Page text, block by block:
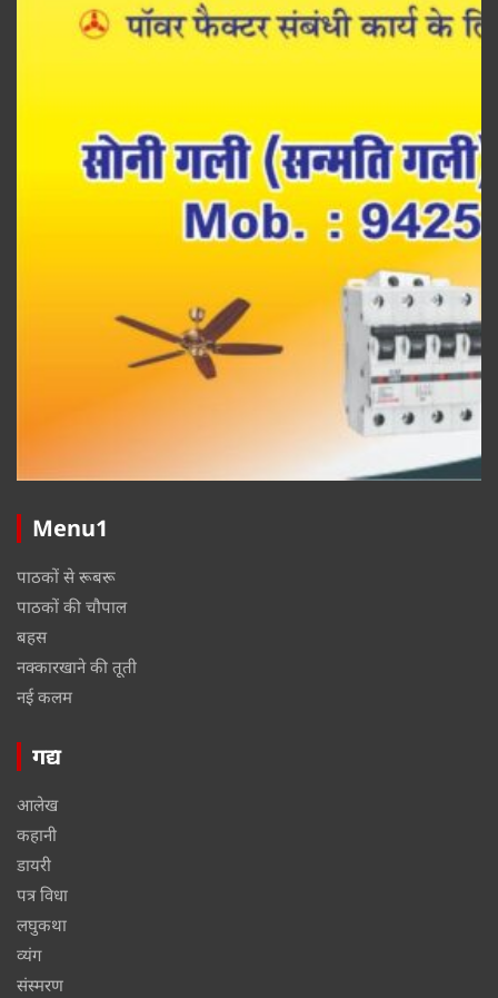
Menu1
पाठकों से रूबरू
पाठकों की चौपाल
बहस
नक्कारखाने की तूती
नई कलम
गद्य
आलेख
कहानी
डायरी
पत्र विधा
लघुकथा
व्यंग
संस्मरण